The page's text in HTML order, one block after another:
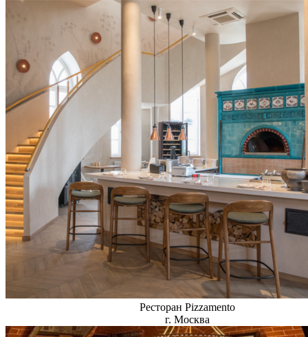
Ресторан Pizzamento
г. Москва